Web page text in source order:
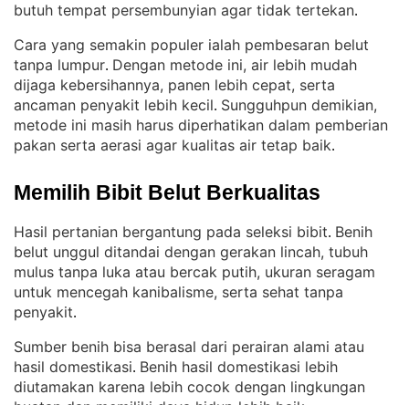
butuh tempat persembunyian agar tidak tertekan.
Cara yang semakin populer ialah pembesaran belut
tanpa lumpur. Dengan metode ini, air lebih mudah
dijaga kebersihannya, panen lebih cepat, serta
ancaman penyakit lebih kecil. Sungguhpun demikian,
metode ini masih harus diperhatikan dalam pemberian
pakan serta aerasi agar kualitas air tetap baik.
Memilih Bibit Belut Berkualitas
Hasil pertanian bergantung pada seleksi bibit. Benih
belut unggul ditandai dengan gerakan lincah, tubuh
mulus tanpa luka atau bercak putih, ukuran seragam
untuk mencegah kanibalisme, serta sehat tanpa
penyakit.
Sumber benih bisa berasal dari perairan alami atau
hasil domestikasi. Benih hasil domestikasi lebih
diutamakan karena lebih cocok dengan lingkungan